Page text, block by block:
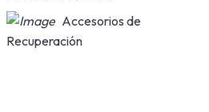
Accesorios de
Recuperación